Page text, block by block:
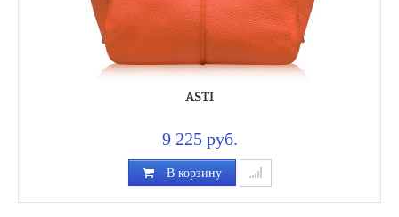
ASTI
9 225 руб.
В корзину